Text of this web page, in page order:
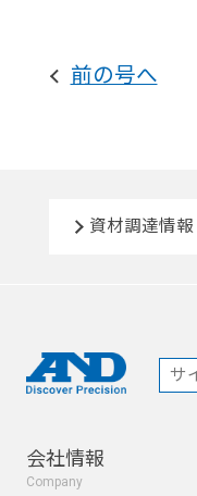
前の号へ
資材調達情報
会社情報
Company